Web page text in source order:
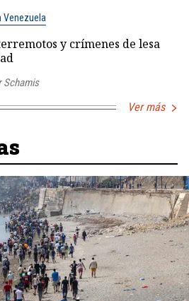
Venezuela
y crímenes de lesa
Schamis
Ver más